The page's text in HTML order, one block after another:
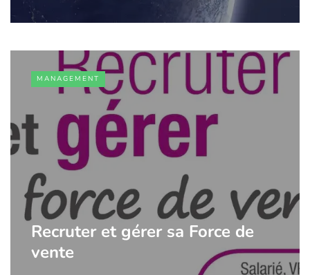
MANAGEMENT
Recruter et gérer sa Force de
vente